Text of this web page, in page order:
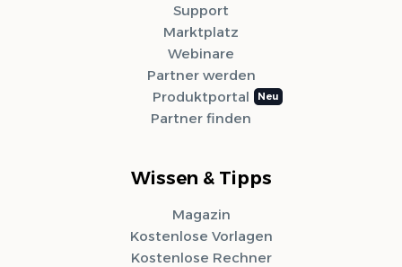
Support
Marktplatz
Webinare
Partner werden
Produktportal
Partner finden
Wissen & Tipps
Magazin
Kostenlose Vorlagen
Kostenlose Rechner